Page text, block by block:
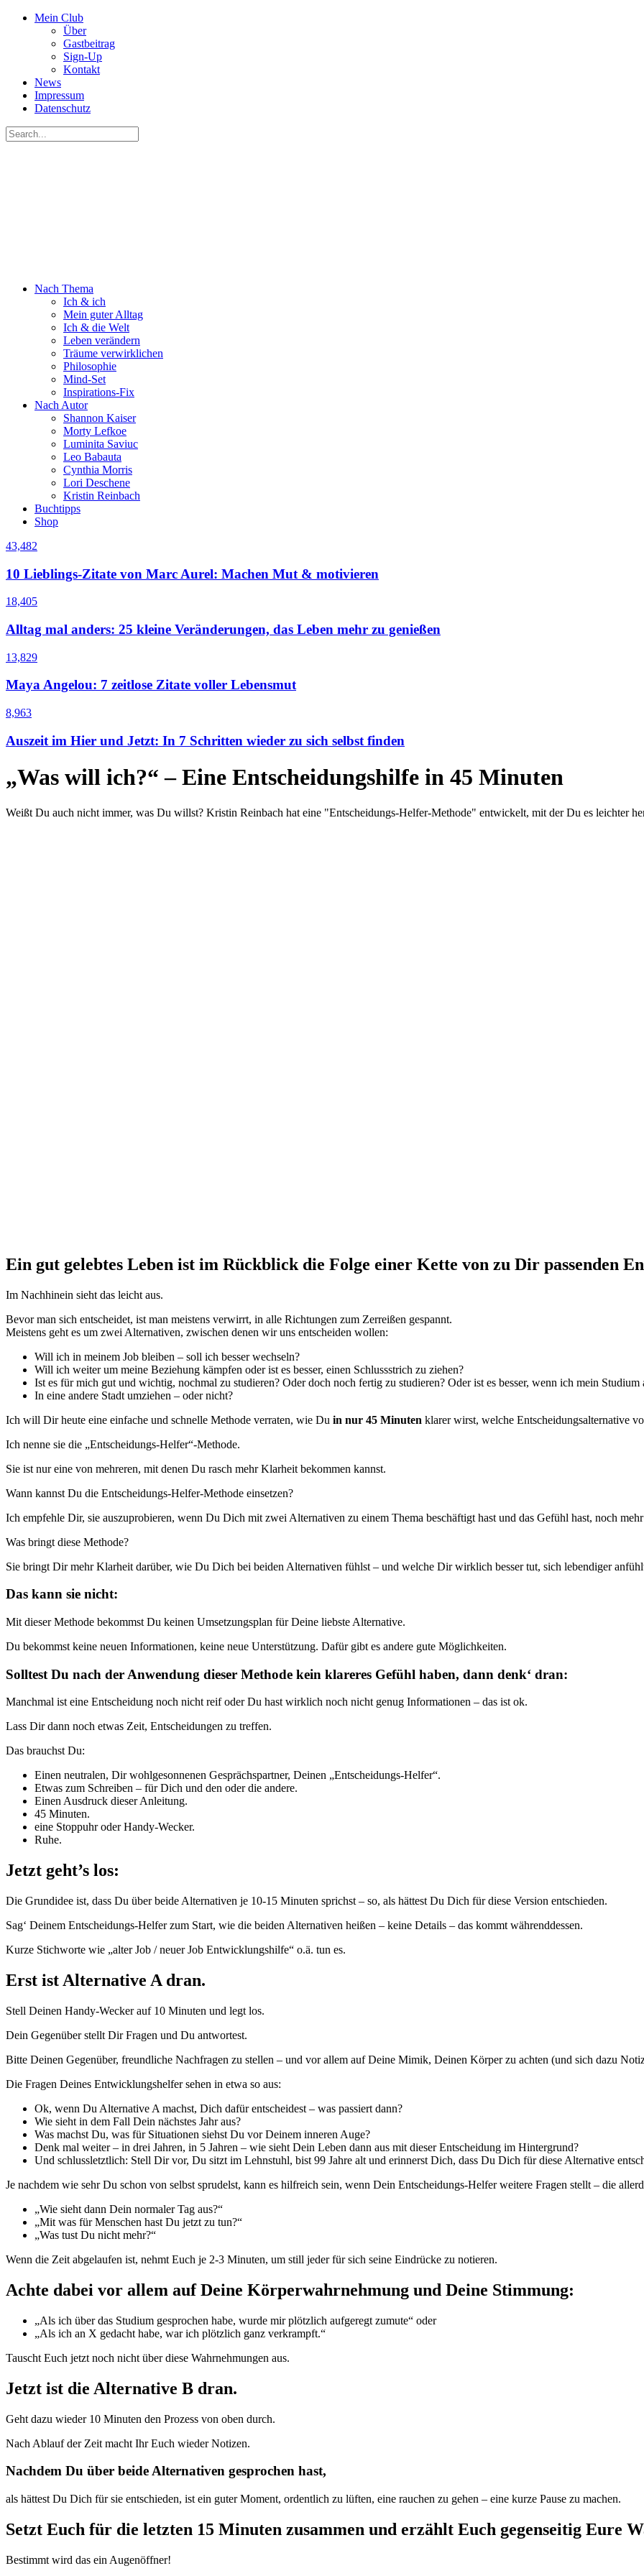
Mein Club
Über
Gastbeitrag
Sign-Up
Kontakt
News
Impressum
Datenschutz
Nach Thema
Ich & ich
Mein guter Alltag
Ich & die Welt
Leben verändern
Träume verwirklichen
Philosophie
Mind-Set
Inspirations-Fix
Nach Autor
Shannon Kaiser
Morty Lefkoe
Luminita Saviuc
Leo Babauta
Cynthia Morris
Lori Deschene
Kristin Reinbach
Buchtipps
Shop
43,482
10 Lieblings-Zitate von Marc Aurel: Machen Mut & motivieren
18,405
Alltag mal anders: 25 kleine Veränderungen, das Leben mehr zu genießen
13,829
Maya Angelou: 7 zeitlose Zitate voller Lebensmut
8,963
Auszeit im Hier und Jetzt: In 7 Schritten wieder zu sich selbst finden
„Was will ich?“ – Eine Entscheidungshilfe in 45 Minuten
Weißt Du auch nicht immer, was Du willst? Kristin Reinbach hat eine "Entscheidungs-Helfer-Methode" entwickelt, mit der Du es leichter
Ein gut gelebtes Leben ist im Rückblick die Folge einer Kette von zu Dir passenden
Im Nachhinein sieht das leicht aus.
Bevor man sich entscheidet, ist man meistens verwirrt, in alle Richtungen zum Zerreißen gespannt.
Meistens geht es um zwei Alternativen, zwischen denen wir uns entscheiden wollen:
Will ich in meinem Job bleiben – soll ich besser wechseln?
Will ich weiter um meine Beziehung kämpfen oder ist es besser, einen Schlussstrich zu ziehen?
Ist es für mich gut und wichtig, nochmal zu studieren? Oder doch noch fertig zu studieren? Oder ist es besser, wenn ich mein Studium
In eine andere Stadt umziehen – oder nicht?
Ich will Dir heute eine einfache und schnelle Methode verraten, wie Du in nur 45 Minuten klarer wirst, welche Entscheidungsalternative
Ich nenne sie die „Entscheidungs-Helfer“-Methode.
Sie ist nur eine von mehreren, mit denen Du rasch mehr Klarheit bekommen kannst.
Wann kannst Du die Entscheidungs-Helfer-Methode einsetzen?
Ich empfehle Dir, sie auszuprobieren, wenn Du Dich mit zwei Alternativen zu einem Thema beschäftigt hast und das Gefühl hast, noch
Was bringt diese Methode?
Sie bringt Dir mehr Klarheit darüber, wie Du Dich bei beiden Alternativen fühlst – und welche Dir wirklich besser tut, sich lebendiger
Das kann sie nicht:
Mit dieser Methode bekommst Du keinen Umsetzungsplan für Deine liebste Alternative.
Du bekommst keine neuen Informationen, keine neue Unterstützung. Dafür gibt es andere gute Möglichkeiten.
Solltest Du nach der Anwendung dieser Methode kein klareres Gefühl haben, dann denk‘ dran:
Manchmal ist eine Entscheidung noch nicht reif oder Du hast wirklich noch nicht genug Informationen – das ist ok.
Lass Dir dann noch etwas Zeit, Entscheidungen zu treffen.
Das brauchst Du:
Einen neutralen, Dir wohlgesonnenen Gesprächspartner, Deinen „Entscheidungs-Helfer“.
Etwas zum Schreiben – für Dich und den oder die andere.
Einen Ausdruck dieser Anleitung.
45 Minuten.
eine Stoppuhr oder Handy-Wecker.
Ruhe.
Jetzt geht’s los:
Die Grundidee ist, dass Du über beide Alternativen je 10-15 Minuten sprichst – so, als hättest Du Dich für diese Version entschieden.
Sag‘ Deinem Entscheidungs-Helfer zum Start, wie die beiden Alternativen heißen – keine Details – das kommt währenddessen.
Kurze Stichworte wie „alter Job / neuer Job Entwicklungshilfe“ o.ä. tun es.
Erst ist Alternative A dran.
Stell Deinen Handy-Wecker auf 10 Minuten und legt los.
Dein Gegenüber stellt Dir Fragen und Du antwortest.
Bitte Deinen Gegenüber, freundliche Nachfragen zu stellen – und vor allem auf Deine Mimik, Deinen Körper zu achten (und sich dazu
Die Fragen Deines Entwicklungshelfer sehen in etwa so aus:
Ok, wenn Du Alternative A machst, Dich dafür entscheidest – was passiert dann?
Wie sieht in dem Fall Dein nächstes Jahr aus?
Was machst Du, was für Situationen siehst Du vor Deinem inneren Auge?
Denk mal weiter – in drei Jahren, in 5 Jahren – wie sieht Dein Leben dann aus mit dieser Entscheidung im Hintergrund?
Und schlussletztlich: Stell Dir vor, Du sitzt im Lehnstuhl, bist 99 Jahre alt und erinnerst Dich, dass Du Dich für diese Alternative
Je nachdem wie sehr Du schon von selbst sprudelst, kann es hilfreich sein, wenn Dein Entscheidungs-Helfer weitere Fragen stellt – die
„Wie sieht dann Dein normaler Tag aus?“
„Mit was für Menschen hast Du jetzt zu tun?“
„Was tust Du nicht mehr?“
Wenn die Zeit abgelaufen ist, nehmt Euch je 2-3 Minuten, um still jeder für sich seine Eindrücke zu notieren.
Achte dabei vor allem auf Deine Körperwahrnehmung und Deine Stimmung:
„Als ich über das Studium gesprochen habe, wurde mir plötzlich aufgeregt zumute“ oder
„Als ich an X gedacht habe, war ich plötzlich ganz verkrampft.“
Tauscht Euch jetzt noch nicht über diese Wahrnehmungen aus.
Jetzt ist die Alternative B dran.
Geht dazu wieder 10 Minuten den Prozess von oben durch.
Nach Ablauf der Zeit macht Ihr Euch wieder Notizen.
Nachdem Du über beide Alternativen gesprochen hast,
als hättest Du Dich für sie entschieden, ist ein guter Moment, ordentlich zu lüften, eine rauchen zu gehen – eine kurze Pause zu machen.
Setzt Euch für die letzten 15 Minuten zusammen und erzählt Euch gegenseitig Eure
Bestimmt wird das ein Augenöffner!